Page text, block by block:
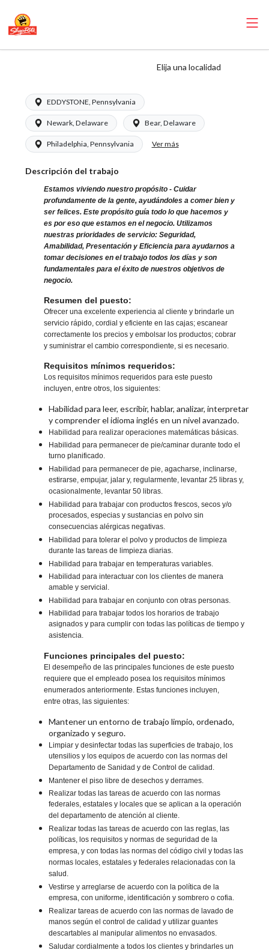
Elija una localidad
EDDYSTONE, Pennsylvania
Newark, Delaware Bear, Delaware
Philadelphia, Pennsylvania Ver más
Descripción del trabajo
Estamos viviendo nuestro propósito - Cuidar
profundamente de la gente, ayudándoles a comer bien y
ser felices. Este propósito guía todo lo que hacemos y
es por eso que estamos en el negocio. Utilizamos
nuestras prioridades de servicio: Seguridad,
Amabilidad, Presentación y Eficiencia para ayudarnos a
tomar decisiones en el trabajo todos los días y son
fundamentales para el éxito de nuestros objetivos de
negocio.
Resumen del puesto:
Ofrecer una excelente experiencia al cliente y brindarle un
servicio rápido, cordial y eficiente en las cajas; escanear
correctamente los precios y embolsar los productos; cobrar
y suministrar el cambio correspondiente, si es necesario.
Requisitos mínimos requeridos:
Los requisitos mínimos requeridos para este puesto
incluyen, entre otros, los siguientes:
Habilidad para leer, escribir, hablar, analizar, interpretar
y comprender el idioma inglés en un nivel avanzado.
Habilidad para realizar operaciones matemáticas básicas.
Habilidad para permanecer de pie/caminar durante todo el
turno planificado.
Habilidad para permanecer de pie, agacharse, inclinarse,
estirarse, empujar, jalar y, regularmente, levantar 25 libras y,
ocasionalmente, levantar 50 libras.
Habilidad para trabajar con productos frescos, secos y/o
procesados, especias y sustancias en polvo sin
consecuencias alérgicas negativas.
Habilidad para tolerar el polvo y productos de limpieza
durante las tareas de limpieza diarias.
Habilidad para trabajar en temperaturas variables.
Habilidad para interactuar con los clientes de manera
amable y servicial.
Habilidad para trabajar en conjunto con otras personas.
Habilidad para trabajar todos los horarios de trabajo
asignados y para cumplir con todas las políticas de tiempo y
asistencia.
Funciones principales del puesto:
El desempeño de las principales funciones de este puesto
requiere que el empleado posea los requisitos mínimos
enumerados anteriormente. Estas funciones incluyen,
entre otras, las siguientes:
Mantener un entorno de trabajo limpio, ordenado,
organizado y seguro.
Limpiar y desinfectar todas las superficies de trabajo, los
utensilios y los equipos de acuerdo con las normas del
Departamento de Sanidad y de Control de calidad.
Mantener el piso libre de desechos y derrames.
Realizar todas las tareas de acuerdo con las normas
federales, estatales y locales que se aplican a la operación
del departamento de atención al cliente.
Realizar todas las tareas de acuerdo con las reglas, las
políticas, los requisitos y normas de seguridad de la
empresa, y con todas las normas del código civil y todas las
normas locales, estatales y federales relacionadas con la
salud.
Vestirse y arreglarse de acuerdo con la política de la
empresa, con uniforme, identificación y sombrero o cofia.
Realizar tareas de acuerdo con las normas de lavado de
manos según el control de calidad y utilizar guantes
descartables al manipular alimentos no envasados.
Saludar cordialmente a todos los clientes y brindarles un